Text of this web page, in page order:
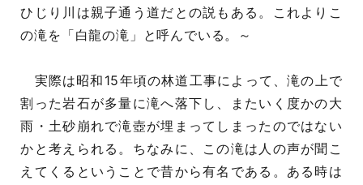
ひじり川は親子通う道だとの説もある。これよりこ
の滝を「白龍の滝」と呼んでいる。～
実際は昭和15年頃の林道工事によって、滝の上で
割った岩石が多量に滝へ落下し、またいく度かの大
雨・土砂崩れで滝壺が埋まってしまったのではない
かと考えられる。ちなみに、この滝は人の声が聞こ
えてくるということで昔から有名である。ある時は